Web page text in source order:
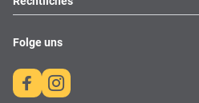
Reisewelten
Kontakt
Karriere
AGBs
Folge uns